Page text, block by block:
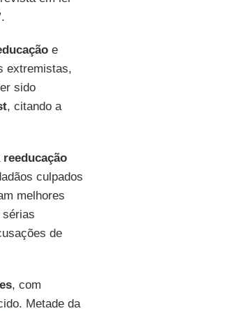
e
extremistas,
sido
, citando a
reeducação
culpados
melhores
de
, com
Metade da